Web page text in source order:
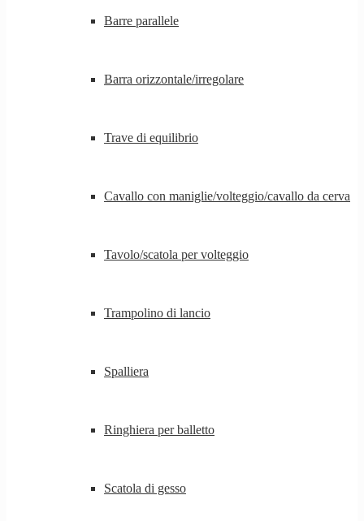
Barre parallele
Barra orizzontale/irregolare
Trave di equilibrio
Cavallo con maniglie/volteggio/cavallo da cerva
Tavolo/scatola per volteggio
Trampolino di lancio
Spalliera
Ringhiera per balletto
Scatola di gesso